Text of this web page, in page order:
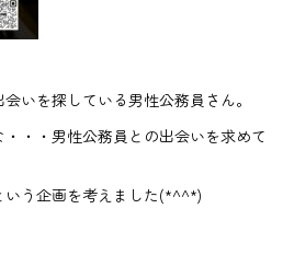
いを探している男性公務員さん。
・・男性公務員との出会いを求めて
いう企画を考えました(*^^*)